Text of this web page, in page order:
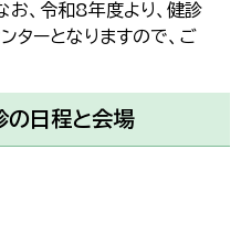
お、令和8年度より、健診
ターとなりますので、ご
日程と会場